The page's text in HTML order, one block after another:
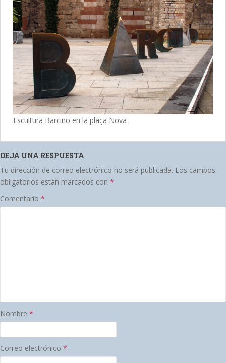
Escultura Barcino en la plaça Nova
DEJA UNA RESPUESTA
Tu dirección de correo electrónico no será publicada. Los campos
obligatorios están marcados con *
Comentario *
Nombre *
Correo electrónico *